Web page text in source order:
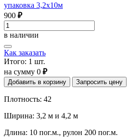
упаковка 3,2x10м
900 ₽
в наличии
Как заказать
Итого: 1 шт.
на сумму 0 ₽
Добавить в корзину Запросить цену
Плотность: 42
Ширина: 3,2 м и 4,2 м
Длина: 10 пог.м., рулон 200 пог.м.